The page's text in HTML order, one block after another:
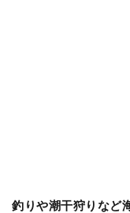
釣りや潮干狩りなど